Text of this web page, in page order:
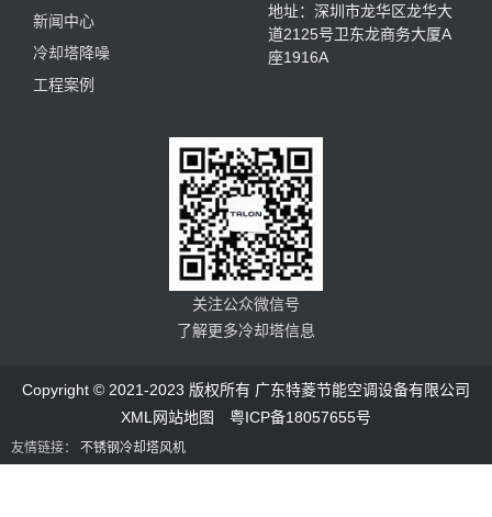
新闻中心
冷却塔降噪
工程案例
地址：深圳市龙华区龙华大
道2125号卫东龙商务大厦A
座1916A
关注公众微信号
了解更多冷却塔信息
Copyright © 2021-2023 版权所有 广东特菱节能空调设备有限公司
XML网站地图
粤ICP备18057655号
友情链接： 不锈钢冷却塔风机